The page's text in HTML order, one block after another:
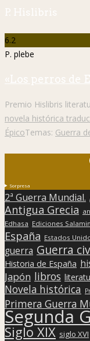
P. Hislibris
6.2
P. plebe
«Los perros de
Premio Hislibris
novela histórica
ÉpicoTemas: Guerra
Sorpresa
2ª Guerra Mundial.
Antigua Grecia
Edhasa Ediciones
España Estados
guerra Guerra
Historia de España
Japón libros
Novela histórica
Primera Guerra
Segunda
Siglo XIX siglo XVI